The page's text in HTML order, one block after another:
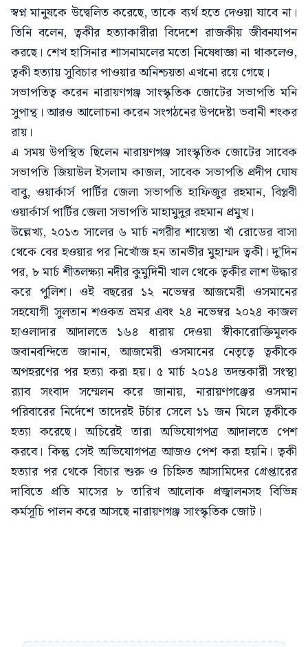
স্বপ্ন মানুষকে উদ্বেলিত করেছে, তাকে ব্যর্থ হতে দেওয়া যাবে না।
তিনি বলেন, ত্বকীর হত্যাকারীরা বিদেশে রাজকীয় জীবনযাপন
করছে। শেখ হাসিনার শাসনামলের মতো নিষেধাজ্ঞা না থাকলেও,
ত্বকী হত্যায় সুবিচার পাওয়ার অনিশ্চয়তা এখনো রয়ে গেছে।
সভাপতিত্ব করেন নারায়ণগঞ্জ সাংস্কৃতিক জোটের সভাপতি মনি
সুপান্থ। আরও আলোচনা করেন সংগঠনের উপদেষ্টা ভবানী শংকর
রায়।
এ সময় উপস্থিত ছিলেন নারায়ণগঞ্জ সাংস্কৃতিক জোটের সাবেক
সভাপতি জিয়াউল ইসলাম কাজল, সাবেক সভাপতি প্রদীপ ঘোষ
বাবু, ওয়ার্কার্স পার্টির জেলা সভাপতি হাফিজুর রহমান, বিপ্লবী
ওয়ার্কার্স পার্টির জেলা সভাপতি মাহামুদুর রহমান প্রমুখ।
উল্লেখ্য, ২০১৩ সালের ৬ মার্চ নগরীর শায়েস্তা খাঁ রোডের বাসা
থেকে বের হওয়ার পর নিখোঁজ হন তানভীর মুহাম্মদ ত্বকী। দু’দিন
পর, ৮ মার্চ শীতলক্ষ্যা নদীর কুমুদিনী খাল থেকে ত্বকীর লাশ উদ্ধার
করে পুলিশ। ওই বছরের ১২ নভেম্বর আজমেরী ওসমানের
সহযোগী সুলতান শওকত ভ্রমর এবং ২৪ নভেম্বর ২০২৪ কাজল
হাওলাদার আদালতে ১৬৪ ধারায় দেওয়া স্বীকারোক্তিমূলক
জবানবন্দিতে জানান, আজমেরী ওসমানের নেতৃত্বে ত্বকীকে
অপহরণের পর হত্যা করা হয়। ৫ মার্চ ২০১৪ তদন্তকারী সংস্থা
র‌্যাব সংবাদ সম্মেলন করে জানায়, নারায়ণগঞ্জের ওসমান
পরিবারের নির্দেশে তাদেরই টর্চার সেলে ১১ জন মিলে ত্বকীকে
হত্যা করেছে। অচিরেই তারা অভিযোগপত্র আদালতে পেশ
করবে। কিন্তু সেই অভিযোগপত্র আজও পেশ করা হয়নি। ত্বকী
হত্যার পর থেকে বিচার শুরু ও চিহ্নিত আসামিদের গ্রেপ্তারের
দাবিতে প্রতি মাসের ৮ তারিখ আলোক প্রজ্বালনসহ বিভিন্ন
কর্মসূচি পালন করে আসছে নারায়ণগঞ্জ সাংস্কৃতিক জোট।